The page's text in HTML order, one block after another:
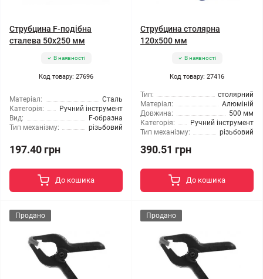
Струбцина F-подібна
сталева 50x250 мм
В наявності
Код товару: 27696
Матеріал:
Сталь
Категорія:
Ручний інструмент
Вид:
F-образна
Тип механізму:
різьбовий
197.40 грн
До кошика
Струбцина столярна
120x500 мм
В наявності
Код товару: 27416
Тип:
столярний
Матеріал:
Алюміній
Довжина:
500 мм
Категорія:
Ручний інструмент
Тип механізму:
різьбовий
390.51 грн
До кошика
Продано Продано